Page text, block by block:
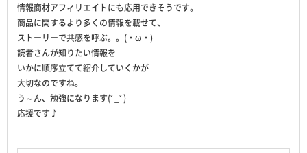
情報商材アフィリエイトにも応用できそうです。
商品に関するより多くの情報を載せて、
ストーリーで共感を呼ぶ。。(・ω・)
読者さんが知りたい情報を
いかに順序立てて紹介していくかが
大切なのですね。
う～ん、勉強になります(ﾟ_ﾟ)
応援です♪